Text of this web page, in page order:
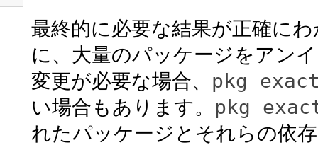
最終的に必要な結果が正確に
に、大量のパッケージをアン
変更が必要な場合、 pkg
い場合もあります。 pkg
れたパッケージとそれらの依